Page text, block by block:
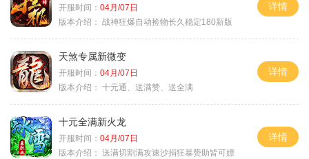
开服时间： 04月/07日
版本介绍： 战神狂爆自动捡物长久稳定180新版
详情
天煞专属新微变
开服时间： 04月/07日
版本介绍： 十元通、送满赞、送全满
详情
十元全满新火龙
开服时间： 04月/07日
版本介绍： 送满切割满攻速沙捐狂暴赞助皆可嫖
详情